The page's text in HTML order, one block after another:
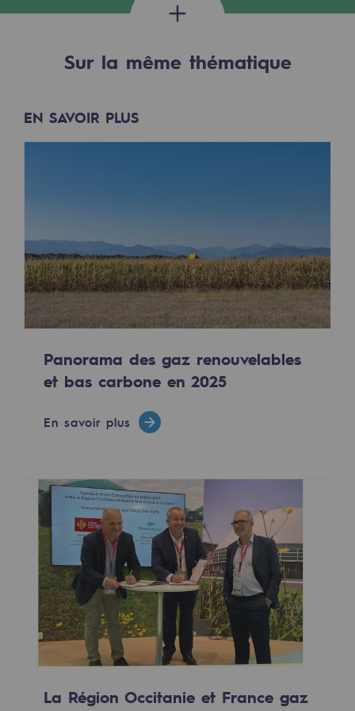
2050 : un monde d’énergies
CCUS Objectif Zéro CO2
Objectif Biométhane
Le Labo
Ambition RSE
Responsabilité environnementale
Responsabilité environnementale
Décarbonation : une priorité
Limitation des émissions atmosphériques
Gestion de l'énergie
Gestion des impacts
Responsabilité sociale et territoriale
Responsabilité sociale et
Energiz Mouv
Energiz Mouv
Le programme social et territorial de
Territorial
Sur la même thématique
EN SAVOIR PLUS
Panorama des gaz renouvelables
et bas carbone en 2025
En savoir plus
La Région Occitanie et France gaz